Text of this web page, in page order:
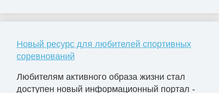
Новый ресурс для любителей спортивных
соревнований
Любителям активного образа жизни стал
доступен новый информационный портал -